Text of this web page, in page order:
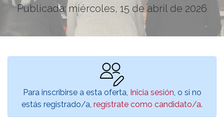
Publicada: miércoles, 15 de abril de 2026
Para inscribirse a esta oferta, Inicia sesión, o si no
estás registrado/a, regístrate como candidato/a.